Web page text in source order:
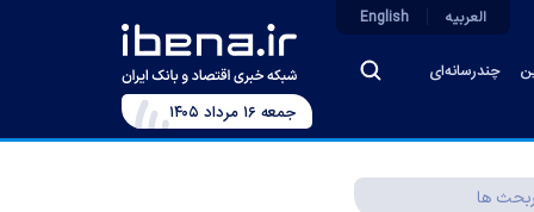
چندرسانه‌ای
العربیه English
جمعه ۱۶ مرداد ۱۴۰۵
ها